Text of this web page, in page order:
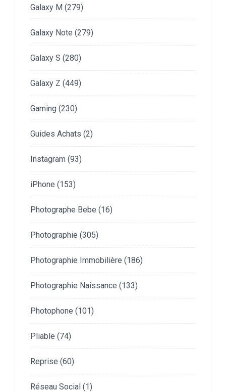
Galaxy M (279)
Galaxy Note (279)
Galaxy S (280)
Galaxy Z (449)
Gaming (230)
Guides Achats (2)
Instagram (93)
iPhone (153)
Photographe Bebe (16)
Photographie (305)
Photographie Immobilière (186)
Photographie Naissance (133)
Photophone (101)
Pliable (74)
Reprise (60)
Réseau Social (1)